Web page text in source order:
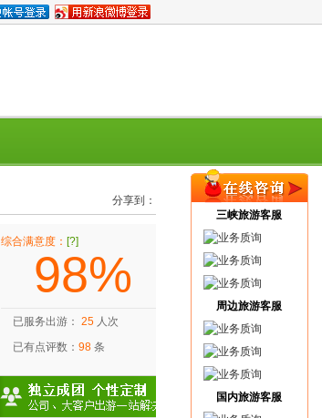
旅游签证 旅游资讯
关于我们
帮助中心
景点攻略
分享到：
综合满意度： [?]
98%
已服务出游： 25 人次
已有点评数： 98 条
三峡旅游客服
周边旅游客服
国内旅游客服